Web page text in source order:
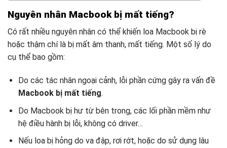
Nguyên nhân Macbook bị mất tiếng?
Có rất nhiều nguyên nhân có thể khiến loa Macbook bị rè
hoặc thậm chí là bị mất âm thanh, mất tiếng. Một số lý do
cụ thể bao gồm:
Do các tác nhân ngoại cảnh, lỗi phần cứng gây ra vấn đề
Macbook bị mất tiếng.
Do Macbook bị hư từ bên trong, các lối phần mềm như
hệ điều hành bị lỗi, không có driver…
Nếu loa bị hỏng do va đập, rơi rớt, hoặc do sử dụng lâu